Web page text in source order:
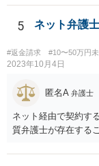
5 ネット弁護
#返金請求 #10〜50万円
2023年10月4日
匿名A 弁護士
ネット経由で契約す
質弁護士が存在する